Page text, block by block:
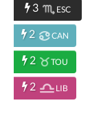
3 ESC
2 CAN
2 TOU
2 LIB